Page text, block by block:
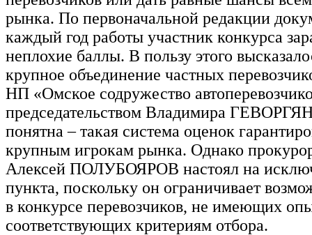
рынка. По первоначальной редакции
каждый год работы участник конкурса
неплохие баллы. В пользу этого
крупное объединение частных
НП «Омское содружество
председательством Владимира
понятна – такая система оценок
крупным игрокам рынка. Однако
Алексей ПОЛУБОЯРОВ настоял на
пункта, поскольку он ограничивает
в конкурсе перевозчиков, не имеющих
соответствующих критериям отбора.